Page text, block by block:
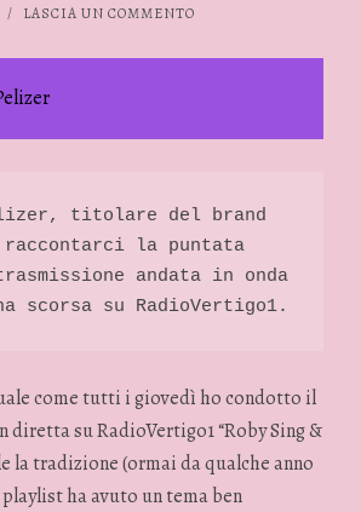
/ LASCIA UN COMMENTO
titolare del brand
raccontarci la puntata
andata in onda
come tutti i giovedì ho condotto il
diretta su RadioVertigo1 “Roby Sing &
la tradizione (ormai da qualche anno
ha avuto un tema ben